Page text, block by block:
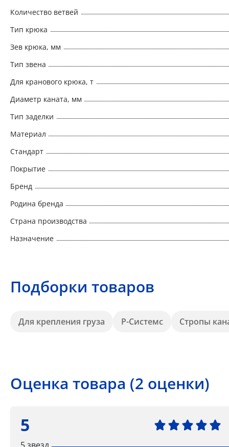
Количество ветвей
Тип крюка
Зев крюка, мм
Тип звена
Для кранового крюка, т
Диаметр каната, мм
Тип заделки
Материал
Стандарт
Покрытие
Бренд
Родина бренда
Страна производства
Назначение
Подборки товаров
Для крепления груза Р-Системс Стропы
Оценка товара (2 оценки)
5